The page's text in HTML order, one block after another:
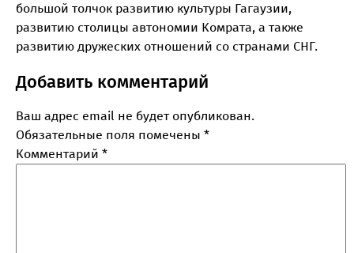
большой толчок развитию культуры Гагаузии,
развитию столицы автономии Комрата, а также
развитию дружеских отношений со странами СНГ.
Добавить комментарий
Ваш адрес email не будет опубликован.
Обязательные поля помечены *
Комментарий *